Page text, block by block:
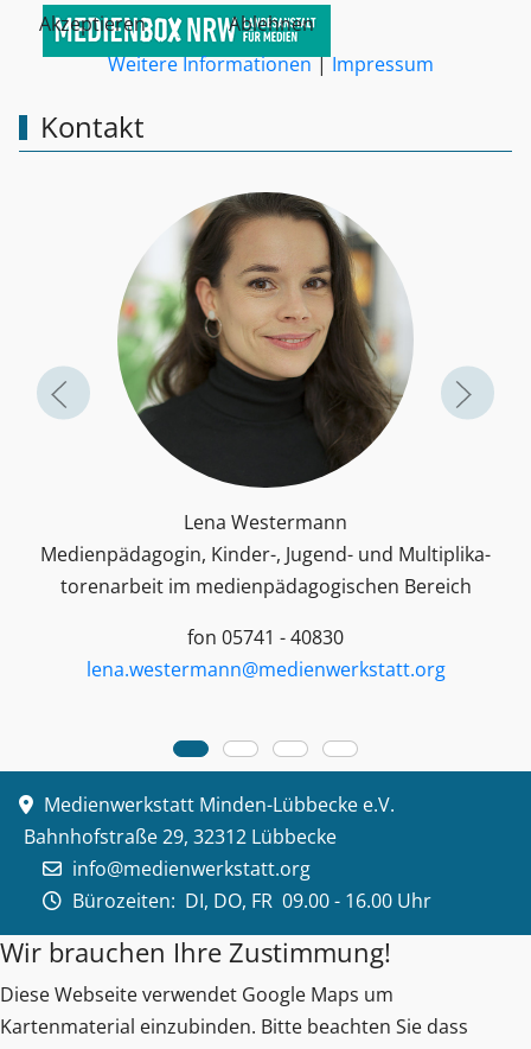
Kontakt
Lena Westermann
Medienpädagogin, Kinder-, Jugend- und Multiplika­
toren­arbeit im medienpädagogischen Bereich
fon 05741 - 40830
lena.westermann@medienwerkstatt.org
Medienwerkstatt Minden-Lübbecke e.V.
Bahnhofstraße 29, 32312 Lübbecke
info@medienwerkstatt.org
Bürozeiten: DI, DO, FR 09.00 - 16.00 Uhr
Wir brauchen Ihre Zustimmung!
Diese Webseite verwendet Google Maps um
Kartenmaterial einzubinden. Bitte beachten Sie dass
Akzeptieren
Ablehnen
Weitere Informationen|Impressum